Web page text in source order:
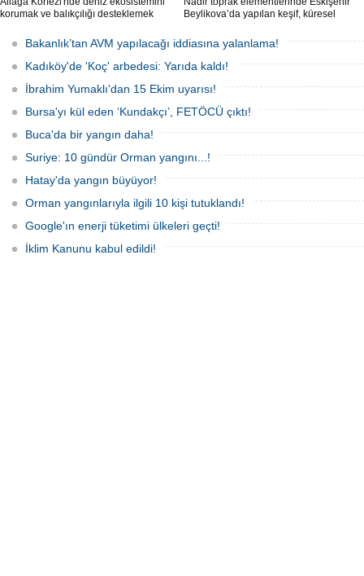
korumak ve balıkçılığı desteklemek
Beylikova’da yapılan keşif, küresel
yeni bir hamle geldi.
Bakanlık’tan AVM yapılacağı iddiasına yalanlama!
Kadıköy'de 'Koç' arbedesi: Yarıda kaldı!
İbrahim Yumaklı'dan 15 Ekim uyarısı!
Bursa'yı kül eden ‘Kundakçı’, FETÖCÜ çıktı!
Buca'da bir yangın daha!
Suriye: 10 gündür Orman yangını...!
Hatay'da yangın büyüyor!
Orman yangınlarıyla ilgili 10 kişi tutuklandı!
Google'ın enerji tüketimi ülkeleri geçti!
İklim Kanunu kabul edildi!